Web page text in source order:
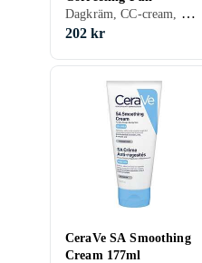
Coverage Cream SPF50
12ml
Dagkräm, CC-cream, Dagkräm med SPF, Anti age, Dam, Herr, Återfuktande, Närande, Normal, Blandad, Torr, Fet, Alla, Känslig, Mogen
202 kr
CeraVe SA Smoothing
Cream 177ml